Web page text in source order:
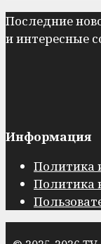
Последние
и интересные
Информация
Политика
Политика